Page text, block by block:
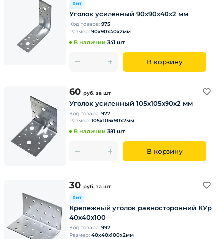
Хит
Уголок усиленный 90х90х40х2 мм
Код товара: 975
Размер: 90х90х40х2мм
В наличии 341 шт
В корзину
60 руб. за шт
Уголок усиленный 105х105х90х2 мм
Код товара: 977
Размер: 105х105х90х2мм
В наличии 381 шт
В корзину
30 руб. за шт
Хит
Крепежный уголок равносторонний КУр
40х40х100
Код товара: 992
Размер: 40х40х100х2мм